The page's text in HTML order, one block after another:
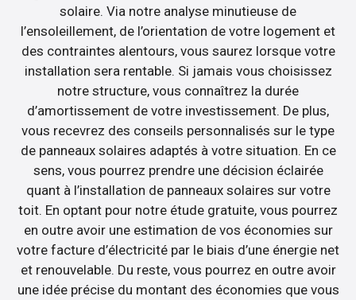
solaire. Via notre analyse minutieuse de
l’ensoleillement, de l’orientation de votre logement et
des contraintes alentours, vous saurez lorsque votre
installation sera rentable. Si jamais vous choisissez
notre structure, vous connaîtrez la durée
d’amortissement de votre investissement. De plus,
vous recevrez des conseils personnalisés sur le type
de panneaux solaires adaptés à votre situation. En ce
sens, vous pourrez prendre une décision éclairée
quant à l’installation de panneaux solaires sur votre
toit. En optant pour notre étude gratuite, vous pourrez
en outre avoir une estimation de vos économies sur
votre facture d’électricité par le biais d’une énergie net
et renouvelable. Du reste, vous pourrez en outre avoir
une idée précise du montant des économies que vous